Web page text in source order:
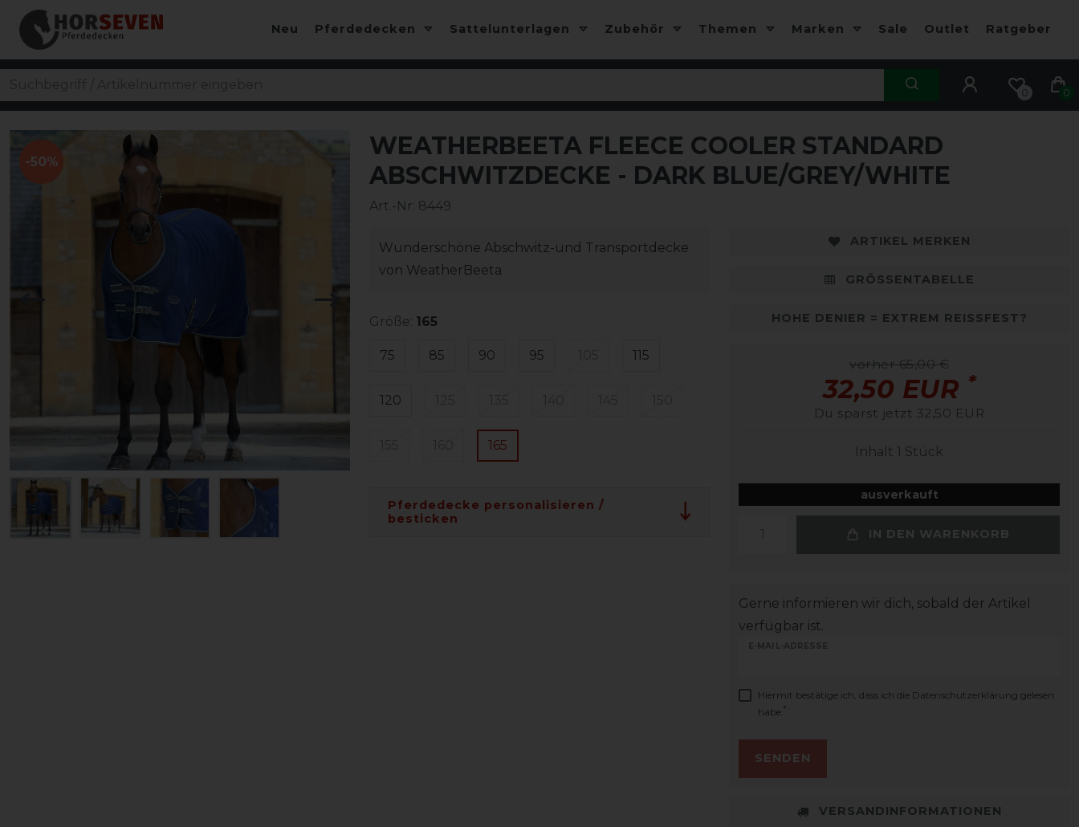
Neu Pferdedecken Sattelunterlagen Zubehör Themen Marken Sale Outlet Ratgeber
0 0
-50%
WEATHERBEETA FLEECE COOLER STANDARD
ABSCHWITZDECKE - DARK BLUE/GREY/WHITE
Art.-Nr: 8449
Wunderschöne Abschwitz-und Transportdecke
von WeatherBeeta
Größe: 165
75 85 90 95 115
120
165
Pferdedecke personalisieren /
besticken
ARTIKEL MERKEN
GRÖSSENTABELLE
HOHE DENIER = EXTREM REISSFEST?
vorher 65,00 €
32,50 EUR *
Du sparst jetzt 32,50 EUR
Inhalt 1 Stück
ausverkauft
IN DEN WARENKORB
Gerne informieren wir dich, sobald der Artikel
verfügbar ist.
E-MAIL-ADRESSE
Hiermit bestätige ich, dass ich die Daten­schutz­erklärung gelesen
habe. *
SENDEN
VERSANDINFORMATIONEN